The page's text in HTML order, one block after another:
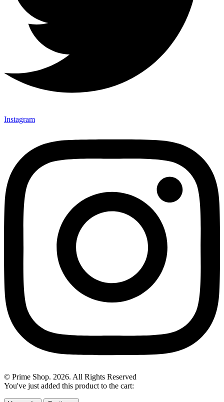
Instagram
© Prime Shop. 2026. All Rights Reserved
You've just added this product to the cart: